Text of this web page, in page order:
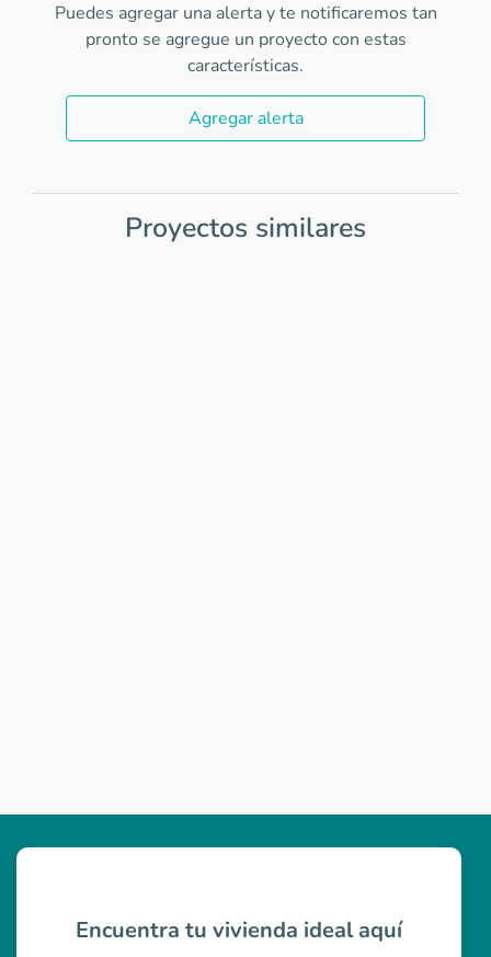
Puedes agregar una alerta y te notificaremos tan
pronto se agregue un proyecto con estas
características.
Agregar alerta
Proyectos similares
Encuentra tu vivienda ideal aquí